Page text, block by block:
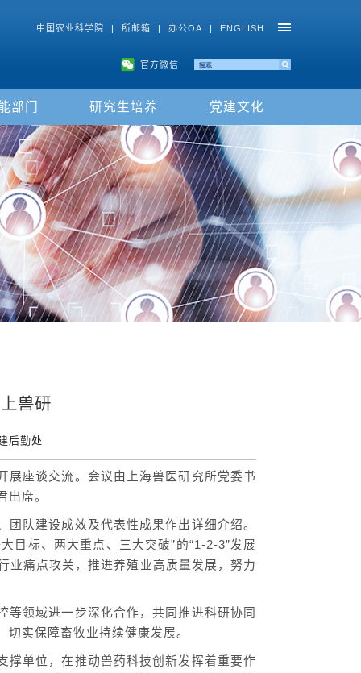
中国农业科学院 | 所邮箱 | 办公OA | ENGLISH
官方微信
部门 研究生培养 党建文化
兽研
后勤处
展座谈交流。会议由上海兽医研究所党委书
出席。
队建设成效及代表性成果作出详细介绍。
目标、两大重点、三大突破”的“1-2-3”发展
业痛点攻关，推进养殖业高质量发展，努力
领域进一步深化合作，共同推进科研协同
实保障畜牧业持续健康发展。
撑单位，在推动兽药科技创新发挥着重要作